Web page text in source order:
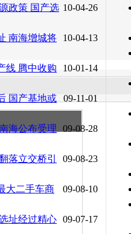
10-04-26
政策 国产选
10-04-13
南海增城将
10-01-14
线 腾中收购
09-11-01
国产基地或
09-08-28
海公布受理
09-08-23
落立交桥引
09-08-10
大二手车商
09-07-17
址经过精心